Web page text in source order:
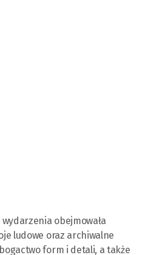
obejmowała
ludowe oraz archiwalne
form i detali, a także